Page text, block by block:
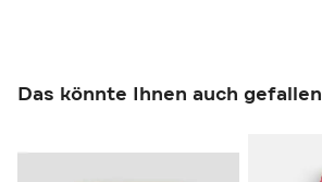
Das könnte Ihnen auch gefallen